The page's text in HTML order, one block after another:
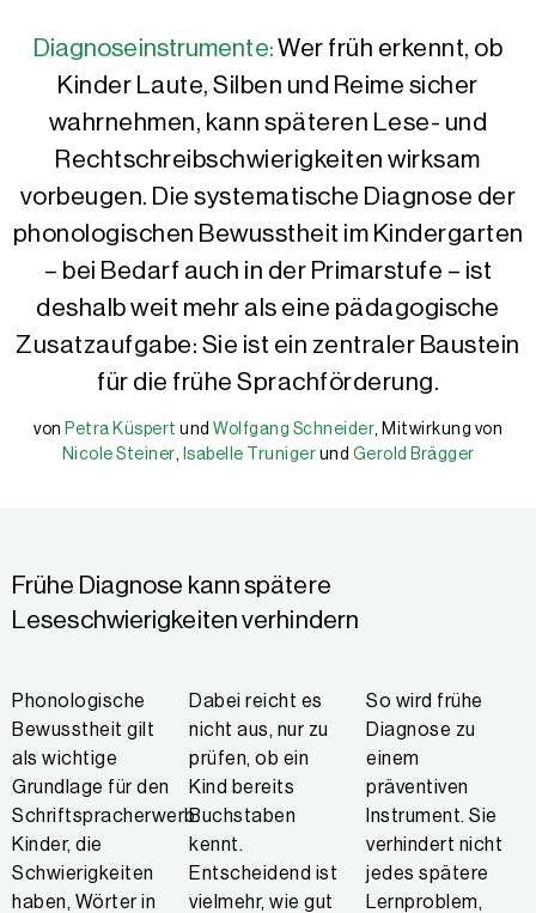
Diagnoseinstrumente: Wer früh erkennt, ob
Kinder Laute, Silben und Reime sicher
wahrnehmen, kann späteren Lese- und
Rechtschreibschwierigkeiten wirksam
vorbeugen. Die systematische Diagnose der
phonologischen Bewusstheit im Kindergarten
– bei Bedarf auch in der Primarstufe – ist
deshalb weit mehr als eine pädagogische
Zusatzaufgabe: Sie ist ein zentraler Baustein
für die frühe Sprachförderung.
von
Petra Küspert
Petra Küspert und
Wolfgang Schneider
Wolfgang Schneider , Mitwirkung von
Nicole Steiner
Nicole Steiner Isabelle Truniger und Gerold Brägger
Frühe Diagnose kann spätere
Leseschwierigkeiten verhindern
Phonologische
Bewusstheit gilt
als wichtige
Grundlage für den
Schriftspracherwerb.
Kinder, die
Schwierigkeiten
haben, Wörter in
Dabei reicht es
nicht aus, nur zu
prüfen, ob ein
Kind bereits
Buchstaben
kennt.
Entscheidend ist
vielmehr, wie gut
So wird frühe
Diagnose zu
einem
präventiven
Instrument. Sie
verhindert nicht
jedes spätere
Lernproblem,